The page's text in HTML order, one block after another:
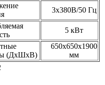
3х380В/50 Гц
5 кВт
(ДхШхВ)
650х650х1900
мм